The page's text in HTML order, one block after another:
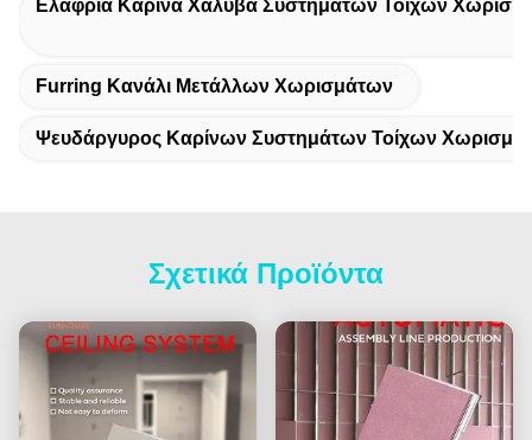
Ελαφριά Καρίνα Χάλυβα Συστημάτων Τοίχων
Furring Κανάλι Μετάλλων Χωρισμάτων
Ψευδάργυρος Καρίνων Συστημάτων Τοίχων
Σχετικά Προϊόντα